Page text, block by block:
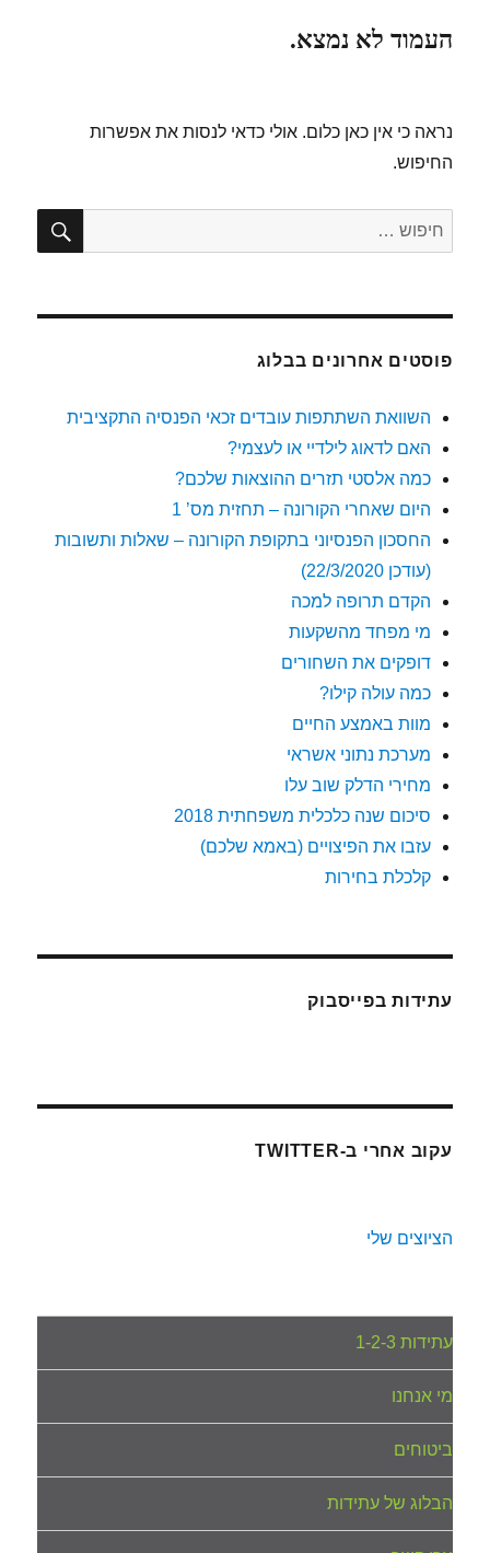
העמוד לא נמצא.
נראה כי אין כאן כלום. אולי כדאי לנסות את אפשרות
החיפוש.
חפש:
פוסטים אחרונים בבלוג
השוואת השתתפות עובדים זכאי הפנסיה התקציבית
האם לדאוג לילדיי או לעצמי?
כמה אלסטי תזרים ההוצאות שלכם?
היום שאחרי הקורונה – תחזית מס’ 1
החסכון הפנסיוני בתקופת הקורונה – שאלות ותשובות
(עודכן 22/3/2020)
הקדם תרופה למכה
מי מפחד מהשקעות
דופקים את השחורים
כמה עולה קילו?
מוות באמצע החיים
מערכת נתוני אשראי
מחירי הדלק שוב עלו
סיכום שנה כלכלית משפחתית 2018
עזבו את הפיצויים (באמא שלכם)
קלכלת בחירות
עתידות בפייסבוק
עקוב אחרי ב-TWITTER
הציוצים שלי
עתידות 1-2-3
מי אנחנו
ביטוחים
הבלוג של עתידות